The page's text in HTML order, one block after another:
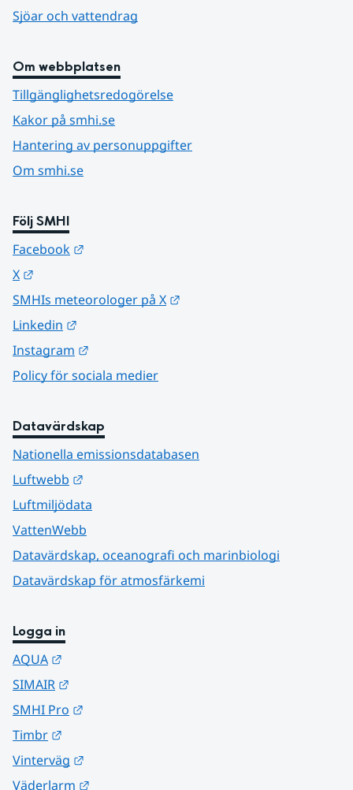
Sjöar och vattendrag
Om webbplatsen
Tillgänglighetsredogörelse
Kakor på smhi.se
Hantering av personuppgifter
Om smhi.se
Följ SMHI
Facebook
X
SMHIs meteorologer på X
Linkedin
Instagram
Policy för sociala medier
Datavärdskap
Nationella emissionsdatabasen
Luftwebb
Luftmiljödata
VattenWebb
Datavärdskap, oceanografi och marinbiologi
Datavärdskap för atmosfärkemi
Logga in
AQUA
SIMAIR
SMHI Pro
Timbr
Vinterväg
Väderlarm